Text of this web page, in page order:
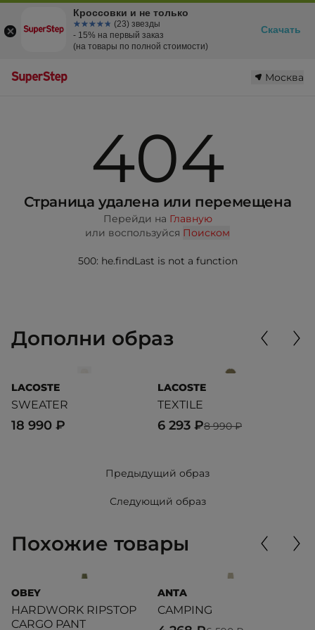
Москва
404
Страница удалена или перемещена
Перейди на Главную
или воспользуйся Поиском
500: he.findLast is not a function
Дополни образ
LACOSTE
SWEATER
18 990 ₽
LACOSTE
TEXTILE
8 990 ₽
6 293 ₽
Предыдущий образ
Следующий образ
Похожие товары
OBEY
HARDWORK RIPSTOP
CARGO PANT
ANTA
CAMPING
Кроссовки и не только
☆☆☆☆☆
★★★★★ (23) звезды
- 15% на первый заказ
(на товары по полной стоимости)
Скачать